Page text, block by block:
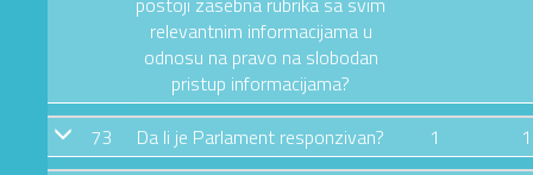
relevantnim informacijama u
odnosu na pravo na slobodan
pristup informacijama?
73 Da li je Parlament responzivan? 1
1